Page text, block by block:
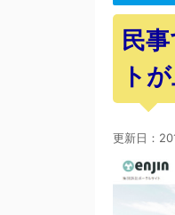
民
ト
更新日：